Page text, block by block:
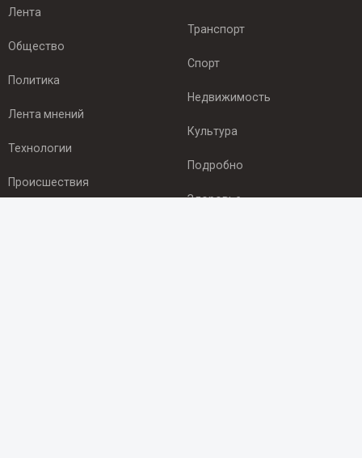
Лента
Общество
Политика
Лента мнений
Технологии
Происшествия
Транспорт
Спорт
Недвижимость
Культура
Подробно
Здоровье